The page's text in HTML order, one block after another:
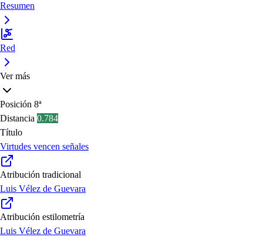
Resumen
Red
Ver más
Posición 8ª
Distancia 0.784
Título
Virtudes vencen señales
Atribución tradicional
Luis Vélez de Guevara
Atribución estilometría
Luis Vélez de Guevara